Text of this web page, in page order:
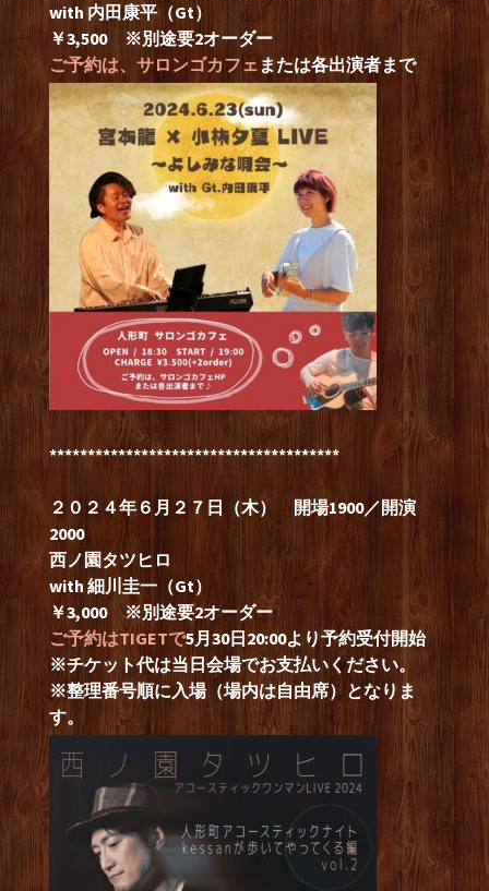
with 内田康平（Gt）
￥3,500 ※別途要2オーダー
ご予約は、 サロンゴカフェ または各出演者まで
**************************************
２０２４年６月２７日（木） 開場1900／開演
2000
西ノ園タツヒロ
with 細川圭一（Gt）
￥3,000 ※別途要2オーダー
ご予約はTIGETで5月30日20:00より予約受付開始
※チケット代は当日会場でお支払いください。
※整理番号順に入場（場内は自由席）となりま
す。